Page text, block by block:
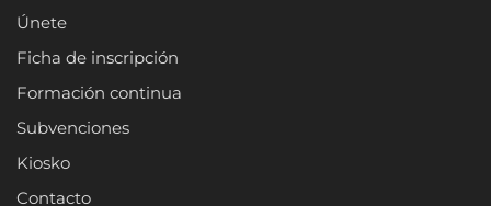
Únete
Ficha de inscripción
Formación continua
Subvenciones
Kiosko
Contacto